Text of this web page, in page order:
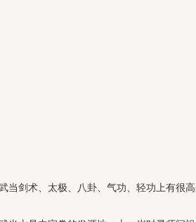
剑术、太极、八卦、气功、轻功上有很